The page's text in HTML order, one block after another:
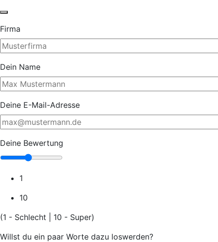
Firma
Dein Name
Deine E-Mail-Adresse
Deine Bewertung
1
10
(1 - Schlecht | 10 - Super)
Willst du ein paar Worte dazu loswerden?